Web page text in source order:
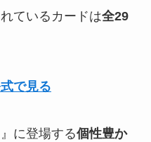
ているカードは全29
で見る
に登場する個性豊か